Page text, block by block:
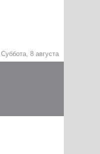
Суббота, 8 августа